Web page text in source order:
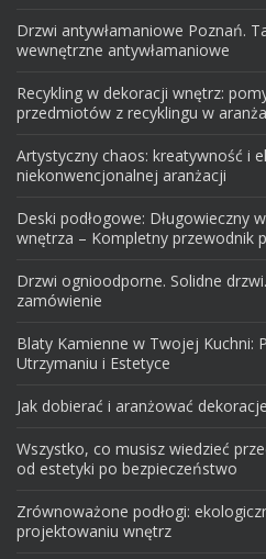
Drzwi antywłamaniowe Poznań.
wewnętrzne antywłamaniowe
Recykling w dekoracji wnętrz:
przedmiotów z recyklingu w
Artystyczny chaos: kreatywność i
niekonwencjonalnej aranżacji
Deski podłogowe: Długowieczny
wnętrza – Kompletny przewodnik
Drzwi ognioodporne. Solidne
zamówienie
Blaty Kamienne w Twojej Kuchni:
Utrzymaniu i Estetyce
Jak dobierać i aranżować
Wszystko, co musisz wiedzieć
od estetyki po bezpieczeństwo
Zrównoważone podłogi:
projektowaniu wnętrz